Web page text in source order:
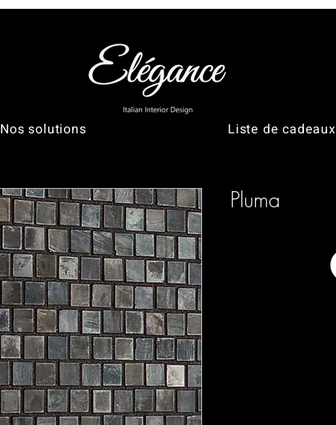
Nos solutions Liste de cadeaux
Pluma